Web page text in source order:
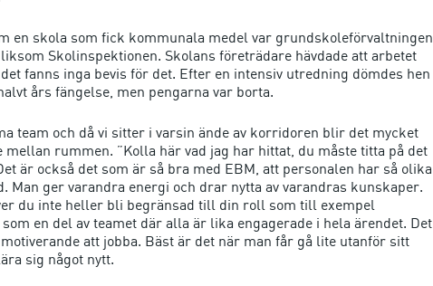
en skola som fick kommunala medel var grundskoleförvaltningen
Skolinspektionen. Skolans företrädare hävdade att arbetet
fanns inga bevis för det. Efter en intensiv utredning dömdes hen
års fängelse, men pengarna var borta.
team och då vi sitter i varsin ände av korridoren blir det mycket
mellan rummen. ”Kolla här vad jag har hittat, du måste titta på det
är också det som är så bra med EBM, att personalen har så olika
Man ger varandra energi och drar nytta av varandras kunskaper.
du inte heller bli begränsad till din roll som till exempel
en del av teamet där alla är lika engagerade i hela ärendet. Det
att jobba. Bäst är det när man får gå lite utanför sitt
sig något nytt.